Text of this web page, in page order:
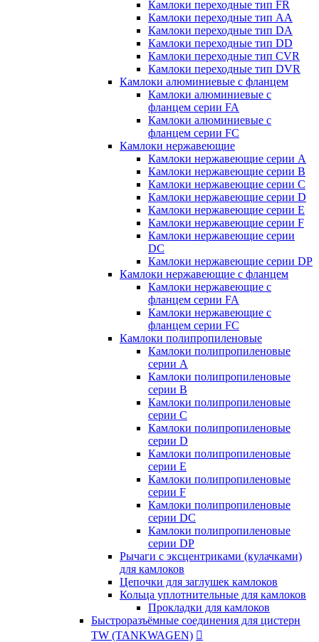
Камлоки переходные тип FR
Камлоки переходные тип AA
Камлоки переходные тип DA
Камлоки переходные тип DD
Камлоки переходные тип CVR
Камлоки переходные тип DVR
Камлоки алюминиевые с фланцем
Камлоки алюминиевые с
фланцем серии FA
Камлоки алюминиевые с
фланцем серии FC
Камлоки нержавеющие
Камлоки нержавеющие серии А
Камлоки нержавеющие серии В
Камлоки нержавеющие серии C
Камлоки нержавеющие серии D
Камлоки нержавеющие серии E
Камлоки нержавеющие серии F
Камлоки нержавеющие серии
DC
Камлоки нержавеющие серии DP
Камлоки нержавеющие с фланцем
Камлоки нержавеющие с
фланцем серии FA
Камлоки нержавеющие с
фланцем серии FC
Камлоки полипропиленовые
Камлоки полипропиленовые
серии А
Камлоки полипропиленовые
серии B
Камлоки полипропиленовые
серии C
Камлоки полипропиленовые
серии D
Камлоки полипропиленовые
серии Е
Камлоки полипропиленовые
серии F
Камлоки полипропиленовые
серии DC
Камлоки полипропиленовые
серии DP
Рычаги с эксцентриками (кулачками)
для камлоков
Цепочки для заглушек камлоков
Кольца уплотнительные для камлоков
Прокладки для камлоков
Быстроразъёмные соединения для цистерн
TW (TANKWAGEN) 